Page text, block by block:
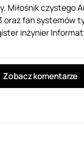
Miłośnik czystego
oraz fan systemów
inżynier
Zobacz komentarze